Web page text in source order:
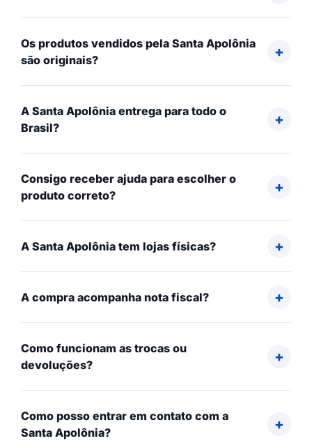
Os produtos vendidos pela Santa Apolônia
são originais?
A Santa Apolônia entrega para todo o
Brasil?
Consigo receber ajuda para escolher o
produto correto?
A Santa Apolônia tem lojas físicas?
A compra acompanha nota fiscal?
Como funcionam as trocas ou
devoluções?
Como posso entrar em contato com a
Santa Apolônia?